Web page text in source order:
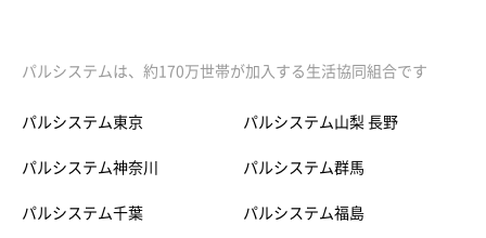
パルシステムは、約170万世帯が加入する生活協同組合です
パルシステム東京
パルシステム神奈川
パルシステム千葉
パルシステム山梨 長野
パルシステム群馬
パルシステム福島